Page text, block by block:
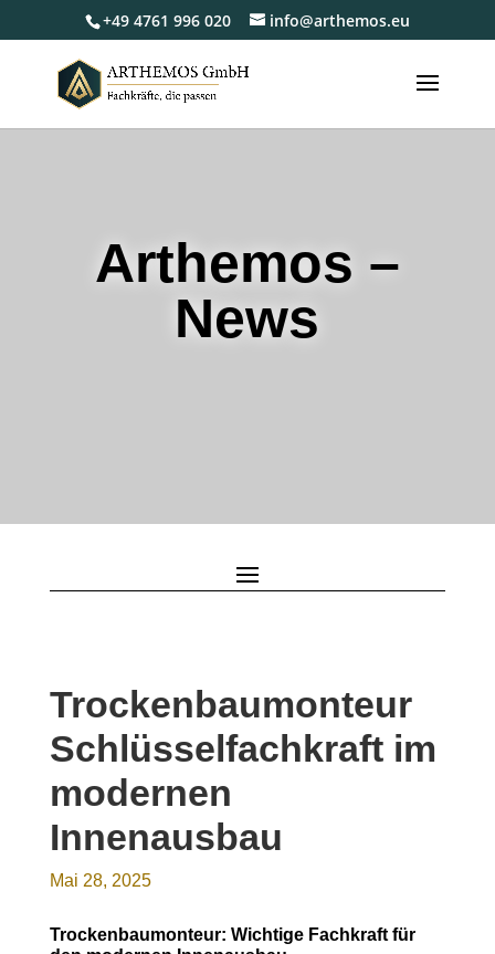
+49 4761 996 020 info@arthemos.eu
Arthemos –
News
Trockenbaumonteur
Schlüsselfachkraft im
modernen
Innenausbau
Mai 28, 2025
Trockenbaumonteur: Wichtige Fachkraft für